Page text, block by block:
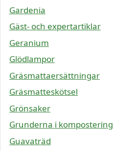
Gardenia
Gäst- och expertartiklar
Geranium
Glödlampor
Gräsmattaersättningar
Gräsmatteskötsel
Grönsaker
Grunderna i kompostering
Guavaträd